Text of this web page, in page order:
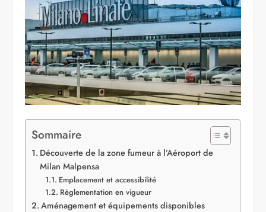
Sommaire
Découverte de la zone fumeur à l’Aéroport de
Milan Malpensa
Emplacement et accessibilité
Règlementation en vigueur
Aménagement et équipements disponibles